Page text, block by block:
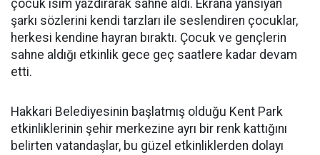
çocuk isim yazdırarak sahne aldı. Ekrana yansıyan
şarkı sözlerini kendi tarzları ile seslendiren çocuklar,
herkesi kendine hayran bıraktı. Çocuk ve gençlerin
sahne aldığı etkinlik gece geç saatlere kadar devam
etti.
Hakkari Belediyesinin başlatmış olduğu Kent Park
etkinliklerinin şehir merkezine ayrı bir renk kattığını
belirten vatandaşlar, bu güzel etkinliklerden dolayı